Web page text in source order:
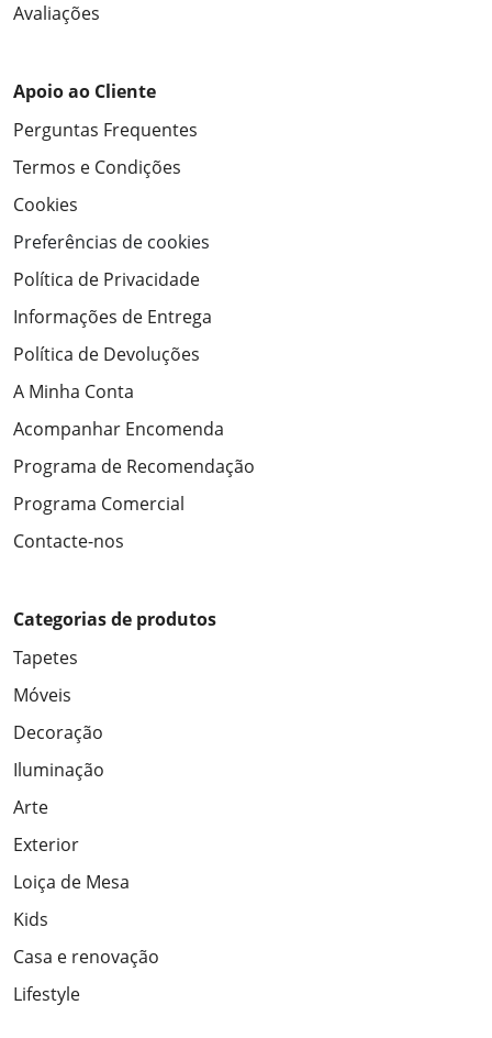
Avaliações
Apoio ao Cliente
Perguntas Frequentes
Termos e Condições
Cookies
Preferências de cookies
Política de Privacidade
Informações de Entrega
Política de Devoluções
A Minha Conta
Acompanhar Encomenda
Programa de Recomendação
Programa Comercial
Contacte-nos
Categorias de produtos
Tapetes
Móveis
Decoração
Iluminação
Arte
Exterior
Loiça de Mesa
Kids
Casa e renovação
Lifestyle